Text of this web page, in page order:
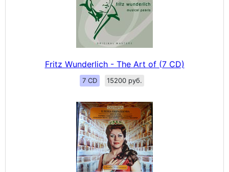
Fritz Wunderlich - The Art of (7 CD)
7 CD 15200 руб.